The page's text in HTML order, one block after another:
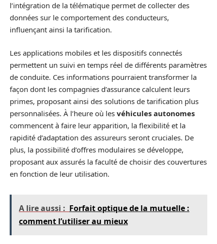
l’intégration de la télématique permet de collecter des
données sur le comportement des conducteurs,
influençant ainsi la tarification.
Les applications mobiles et les dispositifs connectés
permettent un suivi en temps réel de différents paramètres
de conduite. Ces informations pourraient transformer la
façon dont les compagnies d’assurance calculent leurs
primes, proposant ainsi des solutions de tarification plus
personnalisées. À l’heure où les véhicules autonomes
commencent à faire leur apparition, la flexibilité et la
rapidité d’adaptation des assureurs seront cruciales. De
plus, la possibilité d’offres modulaires se développe,
proposant aux assurés la faculté de choisir des couvertures
en fonction de leur utilisation.
A lire aussi : Forfait optique de la mutuelle :
comment l’utiliser au mieux